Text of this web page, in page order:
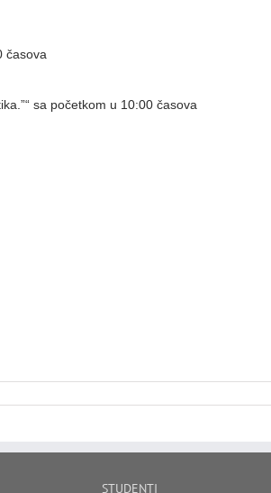
časova
sa početkom u 10:00 časova
STUDENTI